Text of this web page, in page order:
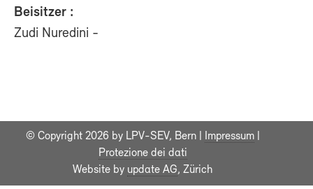
Beisitzer :
Zudi Nuredini -
© Copyright 2026 by LPV-SEV, Bern | Impressum|
Protezione dei dati
Website by update AG, Zürich